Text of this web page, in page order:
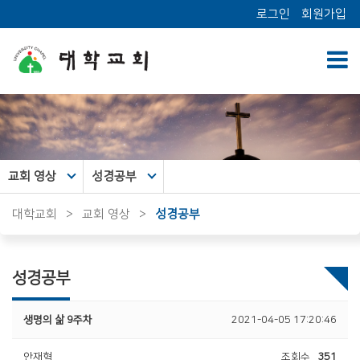
회원가입
로그인
교회 영상 성경공부
대학교회 > 교회 영상 > 성경공부
성경공부
생명의 삶 9주차 2021-04-05 17:20:46
안재혁 조회수 351